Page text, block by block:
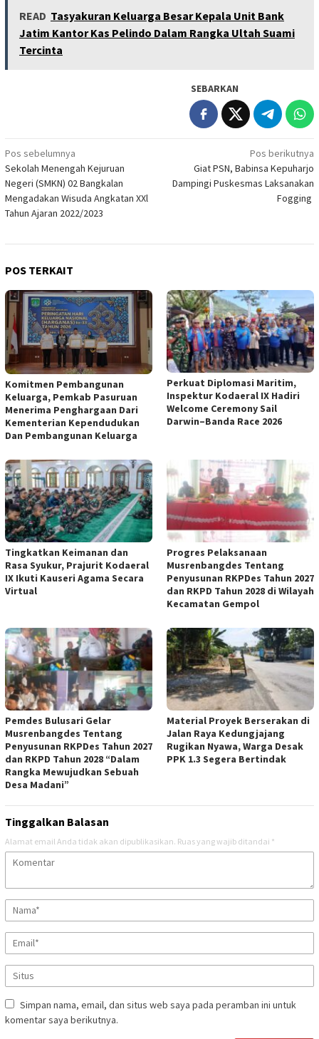
READ Tasyakuran Keluarga Besar Kepala Unit Bank
Jatim Kantor Kas Pelindo Dalam Rangka Ultah Suami
Tercinta
SEBARKAN
Navigasi
pos
Pos sebelumnya
Sekolah Menengah Kejuruan
Negeri (SMKN) 02 Bangkalan
Mengadakan Wisuda Angkatan XXl
Tahun Ajaran 2022/2023
Pos berikutnya
Giat PSN, Babinsa Kepuharjo
Dampingi Puskesmas Laksanakan
Fogging
POS TERKAIT
Komitmen Pembangunan
Keluarga, Pemkab Pasuruan
Menerima Penghargaan Dari
Kementerian Kependudukan
Dan Pembangunan Keluarga
Perkuat Diplomasi Maritim,
Inspektur Kodaeral IX Hadiri
Welcome Ceremony Sail
Darwin–Banda Race 2026
Tingkatkan Keimanan dan
Rasa Syukur, Prajurit Kodaeral
IX Ikuti Kauseri Agama Secara
Virtual
Progres Pelaksanaan
Musrenbangdes Tentang
Penyusunan RKPDes Tahun 2027
dan RKPD Tahun 2028 di Wilayah
Kecamatan Gempol
Pemdes Bulusari Gelar
Musrenbangdes Tentang
Penyusunan RKPDes Tahun 2027
dan RKPD Tahun 2028 “Dalam
Rangka Mewujudkan Sebuah
Desa Madani”
Material Proyek Berserakan di
Jalan Raya Kedungjajang
Rugikan Nyawa, Warga Desak
PPK 1.3 Segera Bertindak
Tinggalkan Balasan
Alamat email Anda tidak akan dipublikasikan. Ruas yang wajib ditandai *
Simpan nama, email, dan situs web saya pada peramban ini untuk
komentar saya berikutnya.